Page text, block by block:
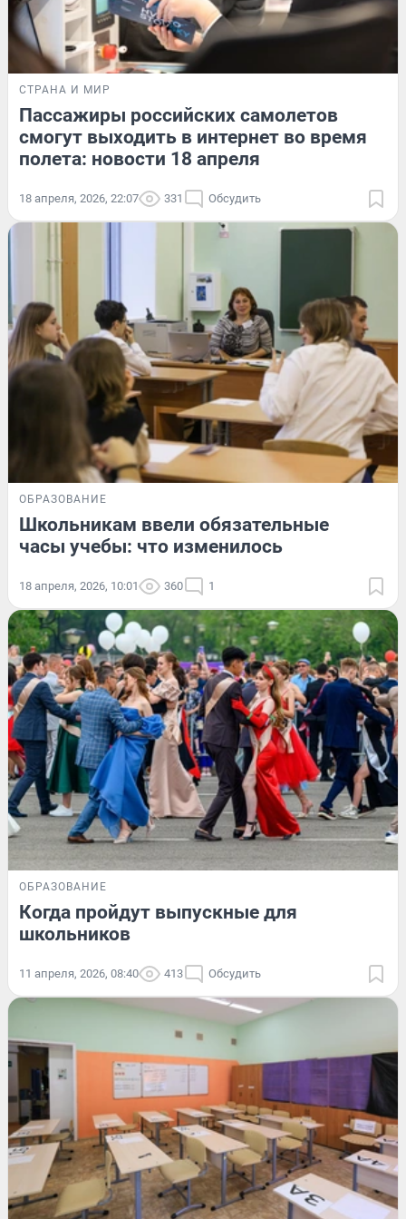
СТРАНА И МИР
Пассажиры российских самолетов
смогут выходить в интернет во время
полета: новости 18 апреля
18 апреля, 2026, 22:07 331 Обсудить
ОБРАЗОВАНИЕ
Школьникам ввели обязательные
часы учебы: что изменилось
18 апреля, 2026, 10:01 360 1
ОБРАЗОВАНИЕ
Когда пройдут выпускные для
школьников
11 апреля, 2026, 08:40 413 Обсудить